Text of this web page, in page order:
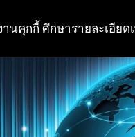
นคุกกี้ ศึกษารายละเอียด